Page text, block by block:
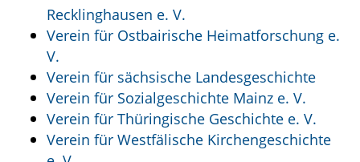
Recklinghausen e. V.
Verein für Ostbairische Heimatforschung e.
V.
Verein für sächsische Landesgeschichte
Verein für Sozialgeschichte Mainz e. V.
Verein für Thüringische Geschichte e. V.
Verein für Westfälische Kirchengeschichte